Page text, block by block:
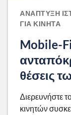
ΑΝΆΠΤΥΞΗ
ΓΙΑ ΚΙΝΗΤΆ
Mobile-
θέσεις
Διερευνήστε
κινητών